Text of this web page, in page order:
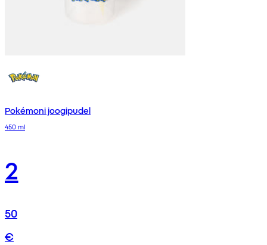
Pokémoni joogipudel
450 ml
2
50
€